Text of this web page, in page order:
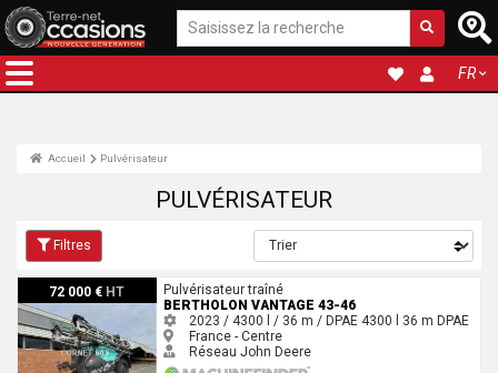
FR
Accueil Pulvérisateur
PULVÉRISATEUR
Filtres
72 000 € HT
Bertholon VANTAGE 43-46Pulvérisateur traîné
BERTHOLON VANTAGE 43-46
2023 / 4300 l / 36 m / DPAE 4300 l 36 m DPAE
France - Centre
Réseau John Deere